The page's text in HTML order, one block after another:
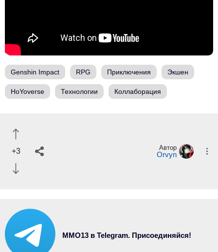
Genshin Impact RPG Приключения Экшен
HoYoverse Технологии Коллаборация
+3 Автор
Orvyn
MMO13 в Telegram. Присоединяйся!